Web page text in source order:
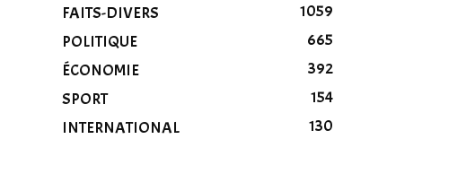
FAITS-DIVERS
1059
POLITIQUE
665
ÉCONOMIE
392
SPORT
154
INTERNATIONAL
130